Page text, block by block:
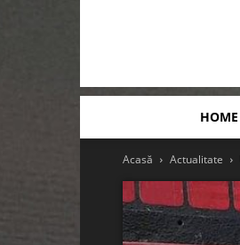
HOME
Acasă Actualitate